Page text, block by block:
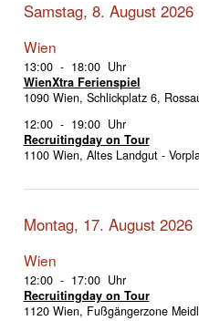
Samstag, 8. August 2026
Wien
13:00 - 18:00 Uhr
WienXtra Ferienspiel
1090 Wien, Schlickplatz 6,
12:00 - 19:00 Uhr
Recruitingday on Tour
1100 Wien, Altes Landgut -
Montag, 17. August 2026
Wien
12:00 - 17:00 Uhr
Recruitingday on Tour
1120 Wien, Fußgängerzone